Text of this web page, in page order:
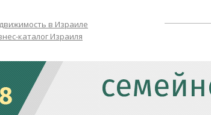
в Израиле
каталог Израиля